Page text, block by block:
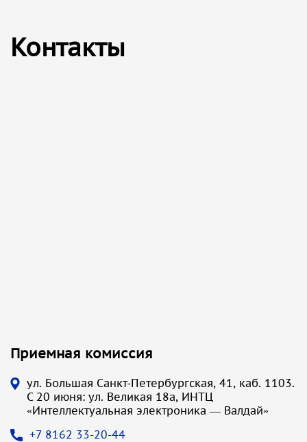
Контакты
Приемная комиссия
ул. Большая Санкт-Петербургская, 41, каб. 1103.
С 20 июня: ул. Великая 18а, ИНТЦ
«Интеллектуальная электроника — Валдай»
+7 8162 33-20-44